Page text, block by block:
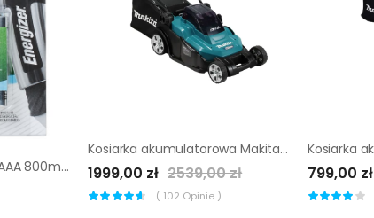
Akumulator EXTREME AAA 800mAh 1.2 V ENERGIZER
Kosiarka akumulatorowa Makita 2x18V 43cm
1999,00 zł 2539,00 zł
( 102 Opinie )
799,00 zł